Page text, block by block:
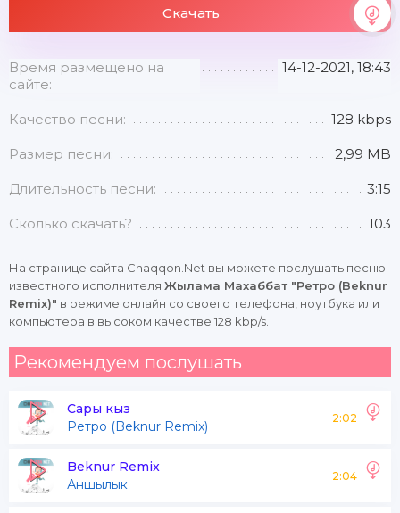
Скачать
Время размещено на
сайте:
14-12-2021, 18:43
Качество песни: 128 kbps
Размер песни: 2,99 MB
Длительность песни: 3:15
Сколько скачать? 103
На странице сайта Chaqqon.Net вы можете послушать песню
известного исполнителя Жылама Махаббат "Ретро (Beknur
Remix)" в режиме онлайн со своего телефона, ноутбука или
компьютера в высоком качестве 128 kbp/s.
Рекомендуем послушать
Сары кыз
Ретро (Beknur Remix)
2:02
Beknur Remix
Аншылык
2:04